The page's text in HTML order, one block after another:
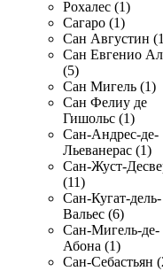
Рохалес (1)
Сагаро (1)
Сан Августин
Сан Евгенио
(5)
Сан Мигель (1)
Сан Фелиу де
Гишольс (1)
Сан-Андрес-де-
Льеванерас (1)
Сан-Жуст-
(11)
Сан-Кугат-дель-
Вальес (6)
Сан-Мигель-де-
Абона (1)
Сан-Себастьян